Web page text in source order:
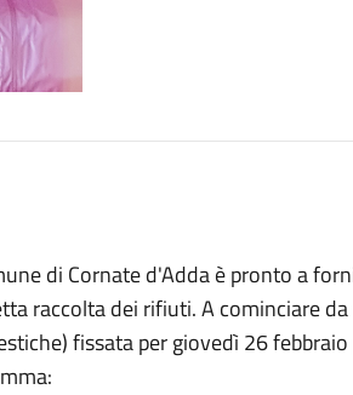
di Cornate d'Adda è pronto a
raccolta dei rifiuti. A cominciare
fissata per giovedì 26 febbraio